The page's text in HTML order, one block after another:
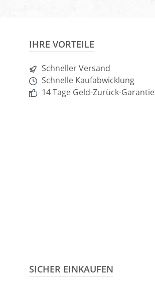
IHRE VORTEILE
Schneller Versand
Schnelle Kaufabwicklung
14 Tage Geld-Zurück-Garantie
SICHER EINKAUFEN